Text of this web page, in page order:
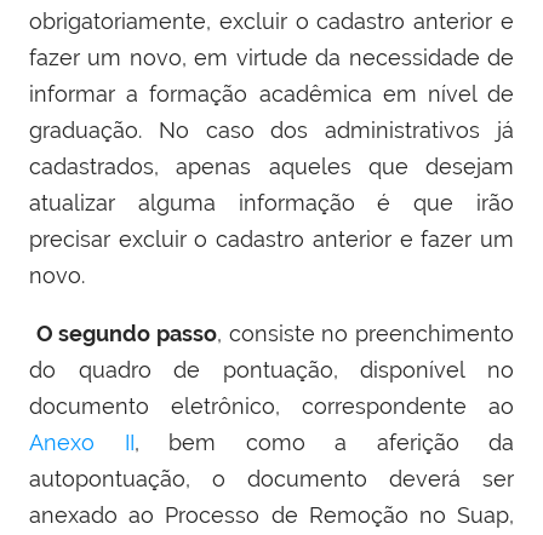
obrigatoriamente, excluir o cadastro anterior e
fazer um novo, em virtude da necessidade de
informar a formação acadêmica em nível de
graduação. No caso dos administrativos já
cadastrados, apenas aqueles que desejam
atualizar alguma informação é que irão
precisar excluir o cadastro anterior e fazer um
novo.
O segundo passo, consiste no preenchimento
do quadro de pontuação, disponível no
documento eletrônico, correspondente ao
Anexo II, bem como a aferição da
autopontuação, o documento deverá ser
anexado ao Processo de Remoção no Suap,